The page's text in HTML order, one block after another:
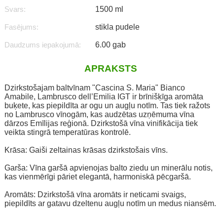
Svars: 1500 ml
Fasējums: stikla pudele
Daudzums iepakojumā: 6.00 gab
APRAKSTS
Dzirkstošajam baltvīnam "Cascina S. Maria" Bianco
Amabile, Lambrusco dell’Emilia IGT ir brīnišķīga aromāta
buķete, kas piepildīta ar ogu un augļu notīm. Tas tiek ražots
no Lambrusco vīnogām, kas audzētas uzņēmuma vīna
dārzos Emīlijas reģionā. Dzirkstošā vīna vinifikācija tiek
veikta stingrā temperatūras kontrolē.
Krāsa: Gaiši zeltainas krāsas dzirkstošais vīns.
Garša: Vīna garšā apvienojas balto ziedu un minerālu notis,
kas vienmērīgi pāriet elegantā, harmoniskā pēcgaršā.
Aromāts: Dzirkstošā vīna aromāts ir neticami svaigs,
piepildīts ar gatavu dzeltenu augļu notīm un medus niansēm.